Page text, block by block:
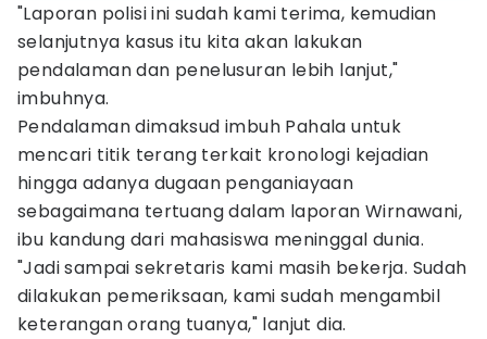
"Laporan polisi ini sudah kami terima, kemudian
selanjutnya kasus itu kita akan lakukan
pendalaman dan penelusuran lebih lanjut,"
imbuhnya.
Pendalaman dimaksud imbuh Pahala untuk
mencari titik terang terkait kronologi kejadian
hingga adanya dugaan penganiayaan
sebagaimana tertuang dalam laporan Wirnawani,
ibu kandung dari mahasiswa meninggal dunia.
"Jadi sampai sekretaris kami masih bekerja. Sudah
dilakukan pemeriksaan, kami sudah mengambil
keterangan orang tuanya," lanjut dia.